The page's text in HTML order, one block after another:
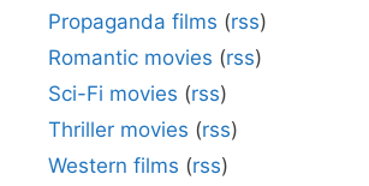
Propaganda films (rss)
Romantic movies (rss)
Sci-Fi movies (rss)
Thriller movies (rss)
Western films (rss)